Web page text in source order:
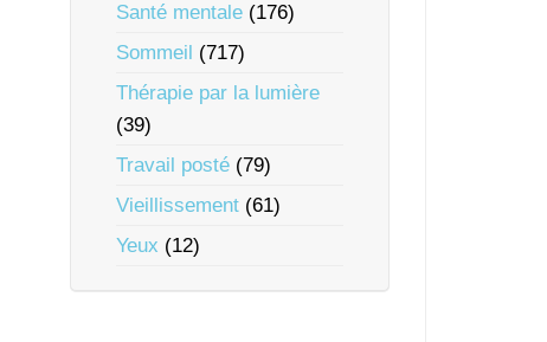
Santé mentale (176)
Sommeil (717)
Thérapie par la lumière
(39)
Travail posté (79)
Vieillissement (61)
Yeux (12)